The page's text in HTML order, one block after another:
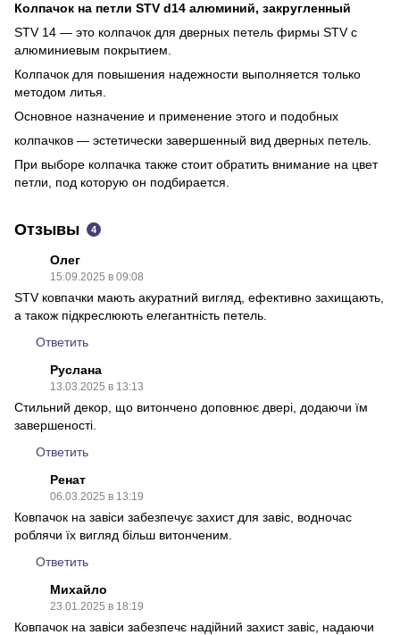
Колпачок на петли STV d14 алюминий, закругленный
STV 14 — это колпачок для дверных петель фирмы STV с
алюминиевым покрытием.
Колпачок для повышения надежности выполняется только
методом литья.
Основное назначение и применение этого и подобных
колпачков — эстетически завершенный вид дверных петель.
При выборе колпачка также стоит обратить внимание на цвет
петли, под которую он подбирается.
Отзывы 4
Олег
15.09.2025 в 09:08
STV ковпачки мають акуратний вигляд, ефективно захищають,
а також підкреслюють елегантність петель.
Ответить
Руслана
13.03.2025 в 13:13
Стильний декор, що витончено доповнює двері, додаючи їм
завершеності.
Ответить
Ренат
06.03.2025 в 13:19
Ковпачок на завіси забезпечує захист для завіс, водночас
роблячи їх вигляд більш витонченим.
Ответить
Михайло
23.01.2025 в 18:19
Ковпачок на завіси забезпечє надійний захист завіс, надаючи